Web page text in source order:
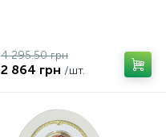
4 295.50 грн
2 864 грн /шт.